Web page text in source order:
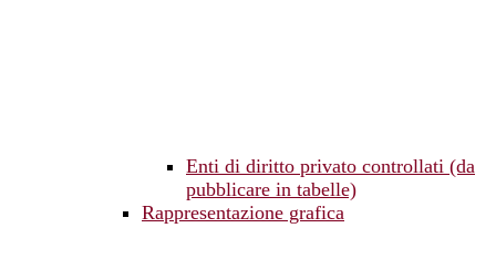
Enti di diritto privato controllati (da
pubblicare in tabelle)
Rappresentazione grafica